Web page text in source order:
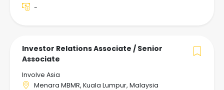
-
Investor Relations Associate / Senior
Associate
Involve Asia
Menara MBMR, Kuala Lumpur, Malaysia